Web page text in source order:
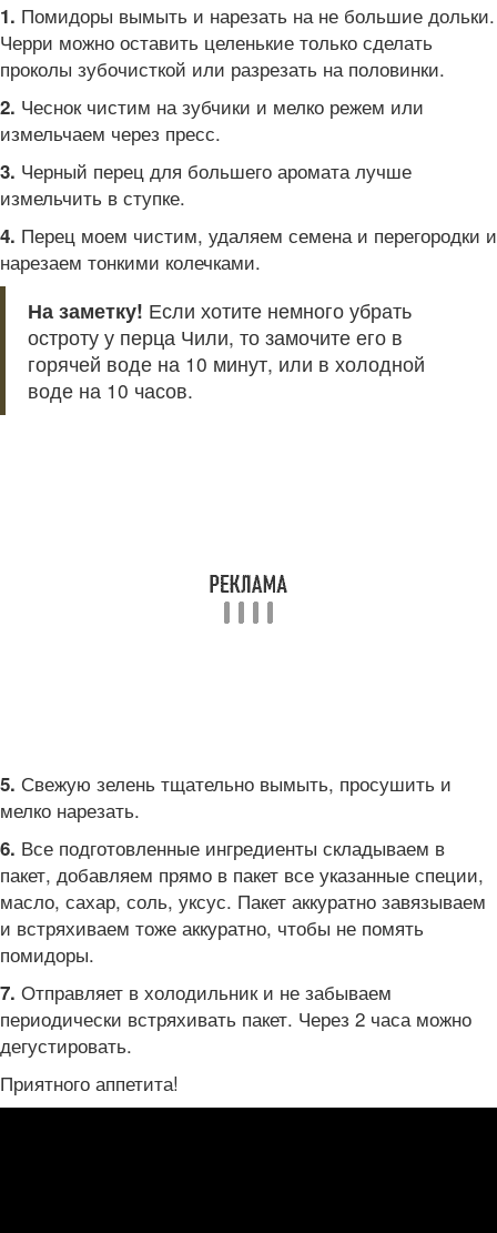
1. Помидоры вымыть и нарезать на не большие дольки.
Черри можно оставить целенькие только сделать
проколы зубочисткой или разрезать на половинки.
2. Чеснок чистим на зубчики и мелко режем или
измельчаем через пресс.
3. Черный перец для большего аромата лучше
измельчить в ступке.
4. Перец моем чистим, удаляем семена и перегородки и
нарезаем тонкими колечками.
На заметку! Если хотите немного убрать
остроту у перца Чили, то замочите его в
горячей воде на 10 минут, или в холодной
воде на 10 часов.
5. Свежую зелень тщательно вымыть, просушить и
мелко нарезать.
6. Все подготовленные ингредиенты складываем в
пакет, добавляем прямо в пакет все указанные специи,
масло, сахар, соль, уксус. Пакет аккуратно завязываем
и встряхиваем тоже аккуратно, чтобы не помять
помидоры.
7. Отправляет в холодильник и не забываем
периодически встряхивать пакет. Через 2 часа можно
дегустировать.
Приятного аппетита!